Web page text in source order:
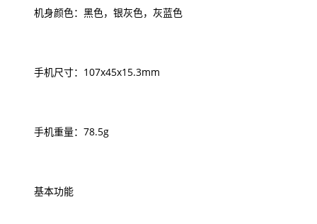
机身颜色：黑色，银灰色，灰蓝色
手机尺寸：107x45x15.3mm
手机重量：78.5g
基本功能